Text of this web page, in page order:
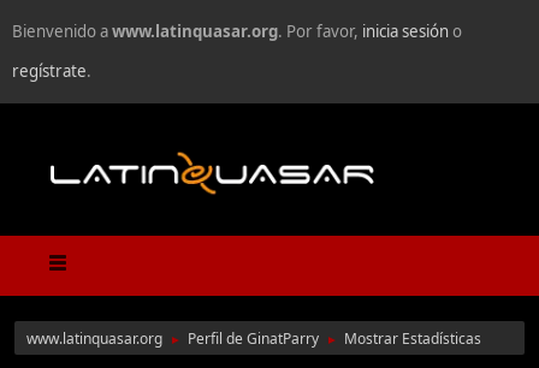
Bienvenido awww.latinquasar.org. Por favor, inicia sesióno
regístrate.
www.latinquasar.org ► Perfil de GinatParry ► Mostrar Estadísticas